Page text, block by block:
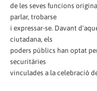
de les seves funcions
parlar, trobarse
i expressar-se. Davant
ciutadana, els
poders públics han optat
securitàries
vinculades a la celebració